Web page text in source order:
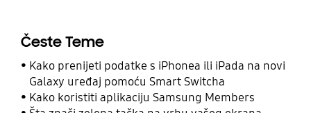
Česte Teme
Kako prenijeti podatke s iPhonea ili iPada na novi
Galaxy uređaj pomoću Smart Switcha
Kako koristiti aplikaciju Samsung Members